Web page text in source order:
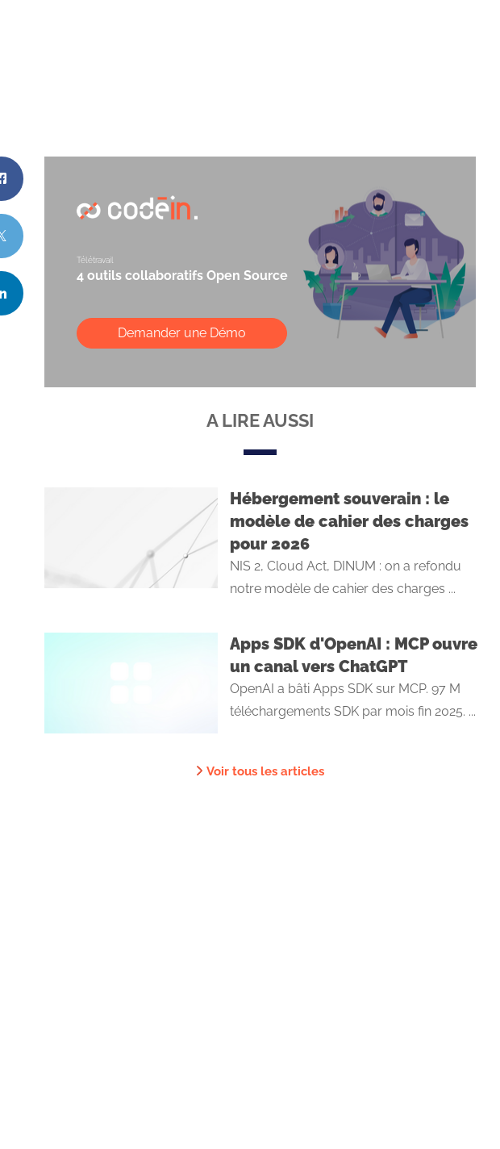
Télétravail
4 outils collaboratifs Open Source
Demander une Démo
A LIRE AUSSI
Hébergement souverain : le
modèle de cahier des charges
pour 2026
NIS 2, Cloud Act, DINUM : on a refondu
notre modèle de cahier des charges ...
Apps SDK d'OpenAI : MCP ouvre
un canal vers ChatGPT
OpenAI a bâti Apps SDK sur MCP. 97 M
téléchargements SDK par mois fin 2025. ...
Voir tous les articles